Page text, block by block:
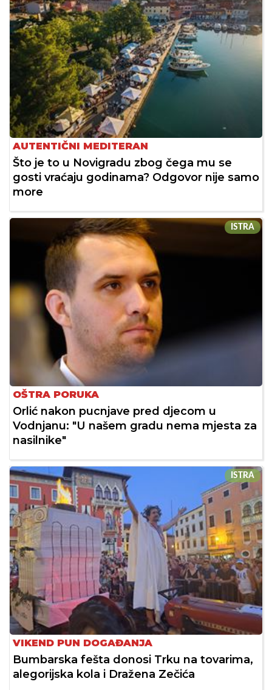
AUTENTIČNI MEDITERAN
Što je to u Novigradu zbog čega mu se
gosti vraćaju godinama? Odgovor nije samo
more
ISTRA
OŠTRA PORUKA
Orlić nakon pucnjave pred djecom u
Vodnjanu: "U našem gradu nema mjesta za
nasilnike"
ISTRA
VIKEND PUN DOGAĐANJA
Bumbarska fešta donosi Trku na tovarima,
alegorijska kola i Dražena Zečića